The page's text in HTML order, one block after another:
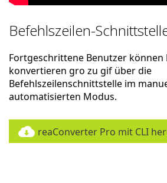
Befehlszeilen-
Fortgeschrittene Benutzer können
konvertieren gro zu gif über die
Befehlszeilenschnittstelle im
automatisierten Modus.
reaConverter Pro mit CLI